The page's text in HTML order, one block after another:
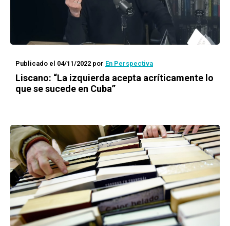
Publicado el 04/11/2022 por En Perspectiva
Liscano: “La izquierda acepta acríticamente lo
que se sucede en Cuba”